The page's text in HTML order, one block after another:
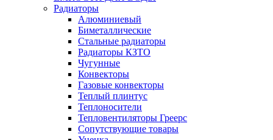
Радиаторы
Алюминиевый
Биметаллические
Стальные радиаторы
Радиаторы КЗТО
Чугунные
Конвекторы
Газовые конвекторы
Теплый плинтус
Теплоносители
Тепловентиляторы Греерс
Сопутствующие товары